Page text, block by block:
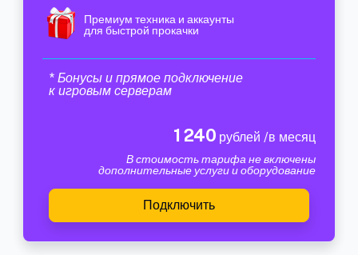
Премиум техника и аккаунты
для быстрой прокачки
* Бонусы и прямое подключение
к игровым серверам
1 240 рублей /в месяц
В стоимость тарифа не включены
дополнительные услуги и оборудование
Подключить